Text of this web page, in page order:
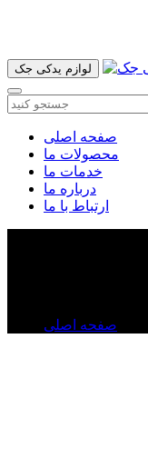
لوازم یدکی جک
صفحه اصلی
محصولات ما
خدمات ما
درباره ما
ارتباط با ما
صفحه اصلی